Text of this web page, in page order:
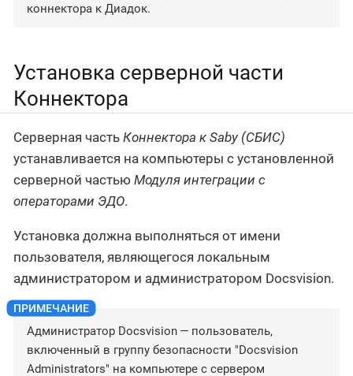
коннектора к Диадок.
Установка серверной части
Коннектора
Серверная часть Коннектора к Saby (СБИС)
устанавливается на компьютеры с установленной
серверной частью Модуля интеграции с
операторами ЭДО.
Установка должна выполняться от имени
пользователя, являющегося локальным
администратором и администратором Docsvision.
Администратор Docsvision — пользователь,
включенный в группу безопасности "Docsvision
Administrators" на компьютере с сервером